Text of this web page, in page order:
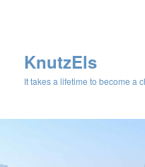
KnutzEls
It takes a lifetime to become a